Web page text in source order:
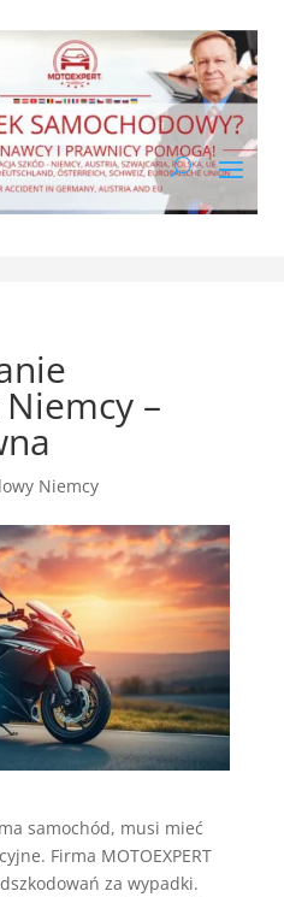
–
Niemcy
samochód, musi mieć
Firma MOTOEXPERT
za wypadki.